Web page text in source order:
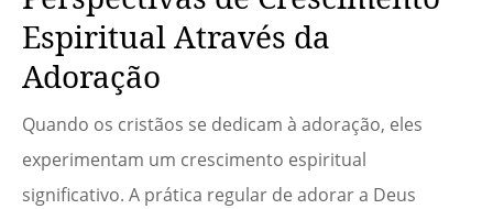
Espiritual Através da
Adoração
Quando os cristãos se dedicam à adoração, eles
experimentam um crescimento espiritual
significativo. A prática regular de adorar a Deus